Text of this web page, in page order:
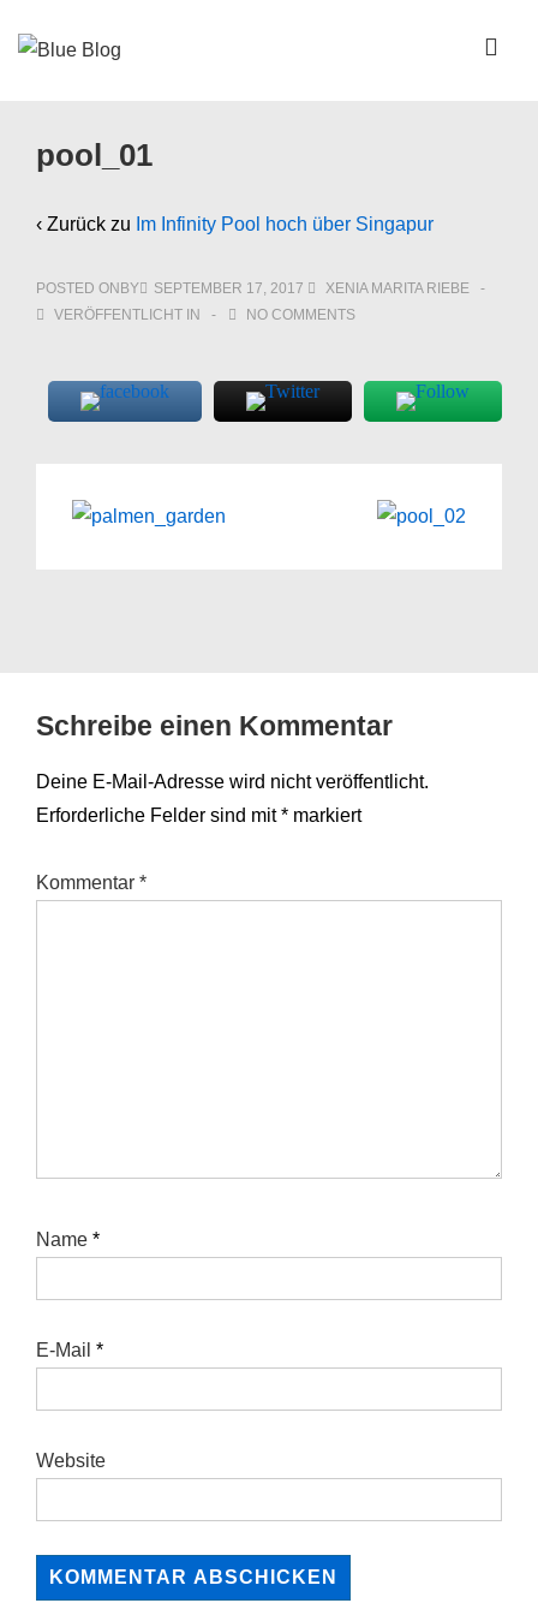
Zum
Navigation
pool_01
‹ Zurück zu Im Infinity Pool hoch über Singapur
POSTED ONBY SEPTEMBER 17, 2017
XENIA MARITA RIEBE
VERÖFFENTLICHT IN
NO COMMENTS
Schreibe einen Kommentar
Deine E-Mail-Adresse wird nicht veröffentlicht.
Erforderliche Felder sind mit* markiert
Kommentar *
Name *
E-Mail *
Website